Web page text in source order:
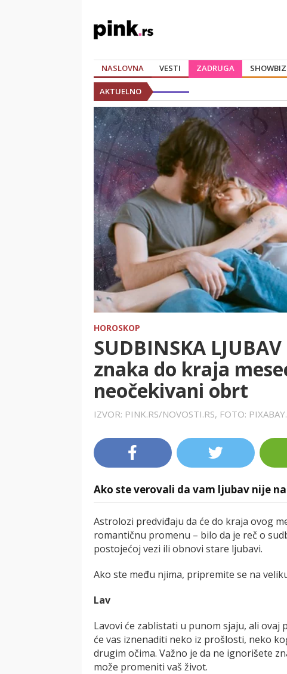
NASLOVNA VESTI ZADRUGA SHOWBIZ
AKTUELNO
HOROSKOP
SUDBINSKA
znaka do kraja
neočekivani obrt
IZVOR: PINK.RS/NOVOSTI.RS, FOTO:
Ako ste verovali da vam ljubav nije
Astrolozi predviđaju da će do kraja ovog
romantičnu promenu – bilo da je reč o
postojećoj vezi ili obnovi stare ljubavi.
Ako ste među njima, pripremite se na
Lav
Lavovi će zablistati u punom sjaju, ali ovaj
će vas iznenaditi neko iz prošlosti, neko
drugim očima. Važno je da ne ignorišete
može promeniti vaš život.